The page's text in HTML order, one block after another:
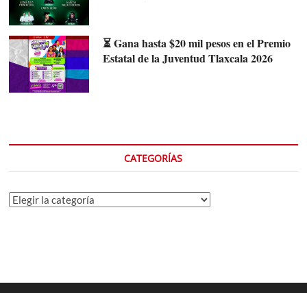
⏳ Gana hasta $20 mil pesos en el Premio
Estatal de la Juventud Tlaxcala 2026
CATEGORÍAS
Categorías